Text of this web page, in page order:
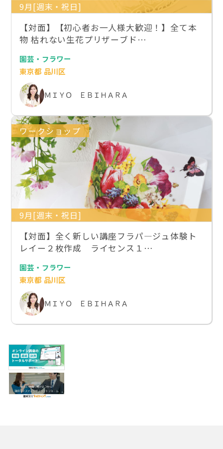
9月[週末・祝日]
【対面】【初心者お一人様大歓迎！】全て本
物 枯れない生花プリザーブド…
園芸・フラワー
東京都 品川区
ＭＩＹＯ ＥＢＩＨＡＲＡ
ワークショップ
9月[週末・祝日]
【対面】全く新しい講座フラパ―ジュ体験ト
レイー２枚作成 ライセンス１…
園芸・フラワー
東京都 品川区
ＭＩＹＯ ＥＢＩＨＡＲＡ